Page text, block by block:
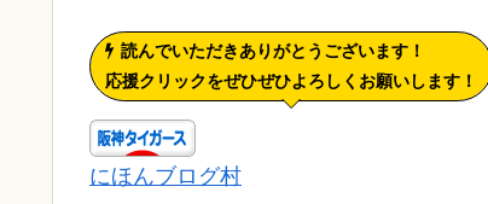
読んでいただきありがとうございます！
応援クリックをぜひぜひよろしくお願いします！
にほんブログ村